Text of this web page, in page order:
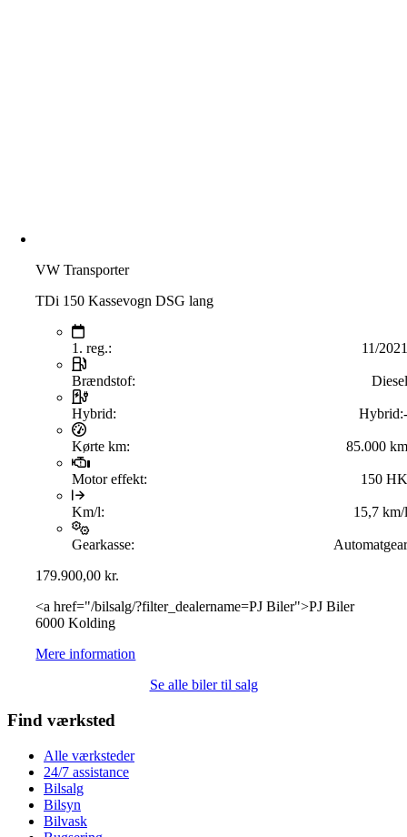
VW Transporter
TDi 150 Kassevogn DSG lang
1. reg.: 11/2021
Brændstof: Diesel
Hybrid: Hybrid:-
Kørte km: 85.000 km
Motor effekt: 150 HK
Km/l: 15,7 km/l
Gearkasse:
Automatgear
179.900,00kr.
<a href="/bilsalg/?filter_dealername=PJ Biler">PJ Biler
6000 Kolding
Mere information
Se alle biler til salg
Find værksted
Alle værksteder
24/7 assistance
Bilsalg
Bilsyn
Bilvask